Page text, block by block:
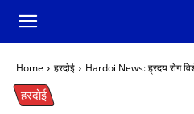
Home हरदोई Hardoi News: ह्रदय रोग
हरदोई